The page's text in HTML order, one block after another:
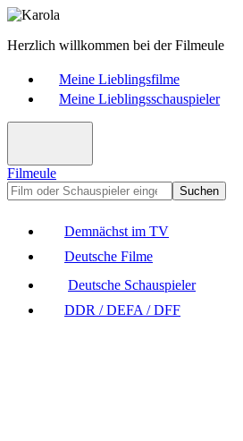
Herzlich willkommen bei der Filmeule
Meine Lieblingsfilme
Meine Lieblingsschauspieler
Filmeule
Suchen
Demnächst im TV
Deutsche Filme
Deutsche Schauspieler
DDR / DEFA / DFF